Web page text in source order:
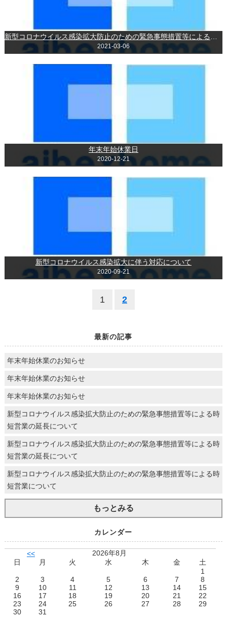
新型コロナウイルス感染拡大防止のための緊急事態措置等による時短営業の延長について
2021-03-06
年末年始休業日
2020-12-21
新型コロナウイルス感染拡大に伴う対応について
2020-09-21
1 2
最新の記事
年末年始休業のお知らせ
年末年始休業のお知らせ
年末年始休業のお知らせ
新型コロナウイルス感染拡大防止のための緊急事態措置等による時
短営業の延長について
新型コロナウイルス感染拡大防止のための緊急事態措置等による時
短営業の延長について
新型コロナウイルス感染拡大防止のための緊急事態措置等による時
短営業について
もっとみる
カレンダー
<<
2026年8月
日
月 火 水 木 金
土
1
2
3 4 5 6 7
8
9
10 11 12 13 14
15
16
17 18 19 20 21
22
23
24 25 26 27 28
29
30
31